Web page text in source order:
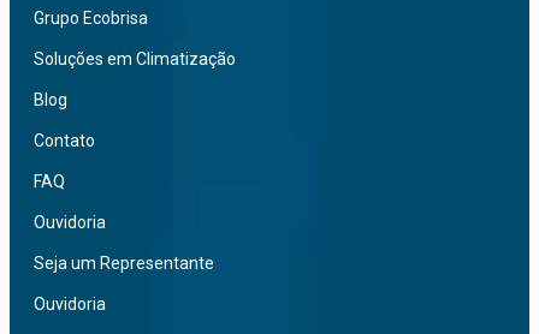
Grupo Ecobrisa
Soluções em Climatização
Blog
Contato
FAQ
Ouvidoria
Seja um Representante
Ouvidoria